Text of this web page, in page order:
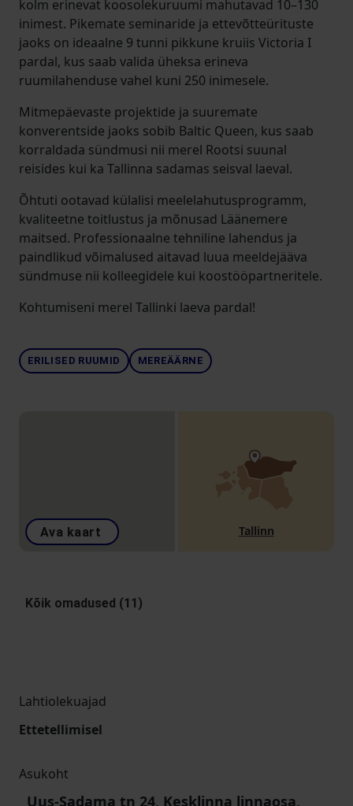
kolm erinevat koosolekuruumi mahutavad 10–130
inimest. Pikemate seminaride ja ettevõtteürituste
jaoks on ideaalne 9 tunni pikkune kruiis Victoria I
pardal, kus saab valida üheksa erineva
ruumilahenduse vahel kuni 250 inimesele.
Mitmepäevaste projektide ja suuremate
konverentside jaoks sobib Baltic Queen, kus saab
korraldada sündmusi nii merel Rootsi suunal
reisides kui ka Tallinna sadamas seisval laeval.
Õhtuti ootavad külalisi meelelahutusprogramm,
kvaliteetne toitlustus ja mõnusad Läänemere
maitsed. Professionaalne tehniline lahendus ja
paindlikud võimalused aitavad luua meeldejääva
sündmuse nii kolleegidele kui koostööpartneritele.
Kohtumiseni merel Tallinki laeva pardal!
ERILISED RUUMID MEREÄÄRNE
Ava kaart Tallinn
Kõik omadused (11)
Lahtiolekuajad
Ettetellimisel
Asukoht
Uus-Sadama tn 24, Kesklinna linnaosa,